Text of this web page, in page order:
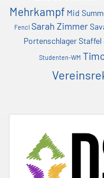
Mehrkampf Mid
Fencl Sarah Zimmer
PortenschlagerStaffel
Studenten-WM